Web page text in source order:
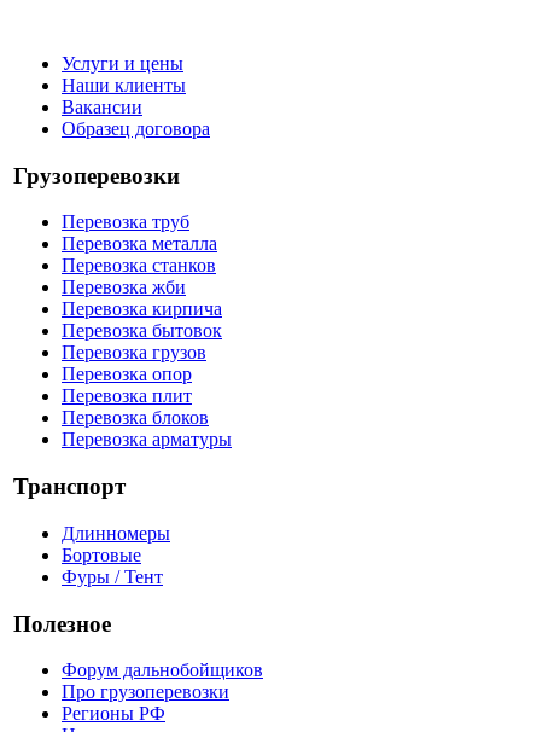
Услуги и цены
Наши клиенты
Вакансии
Образец договора
Грузоперевозки
Перевозка труб
Перевозка металла
Перевозка станков
Перевозка жби
Перевозка кирпича
Перевозка бытовок
Перевозка грузов
Перевозка опор
Перевозка плит
Перевозка блоков
Перевозка арматуры
Транспорт
Длинномеры
Бортовые
Фуры / Тент
Полезное
Форум дальнобойщиков
Про грузоперевозки
Регионы РФ